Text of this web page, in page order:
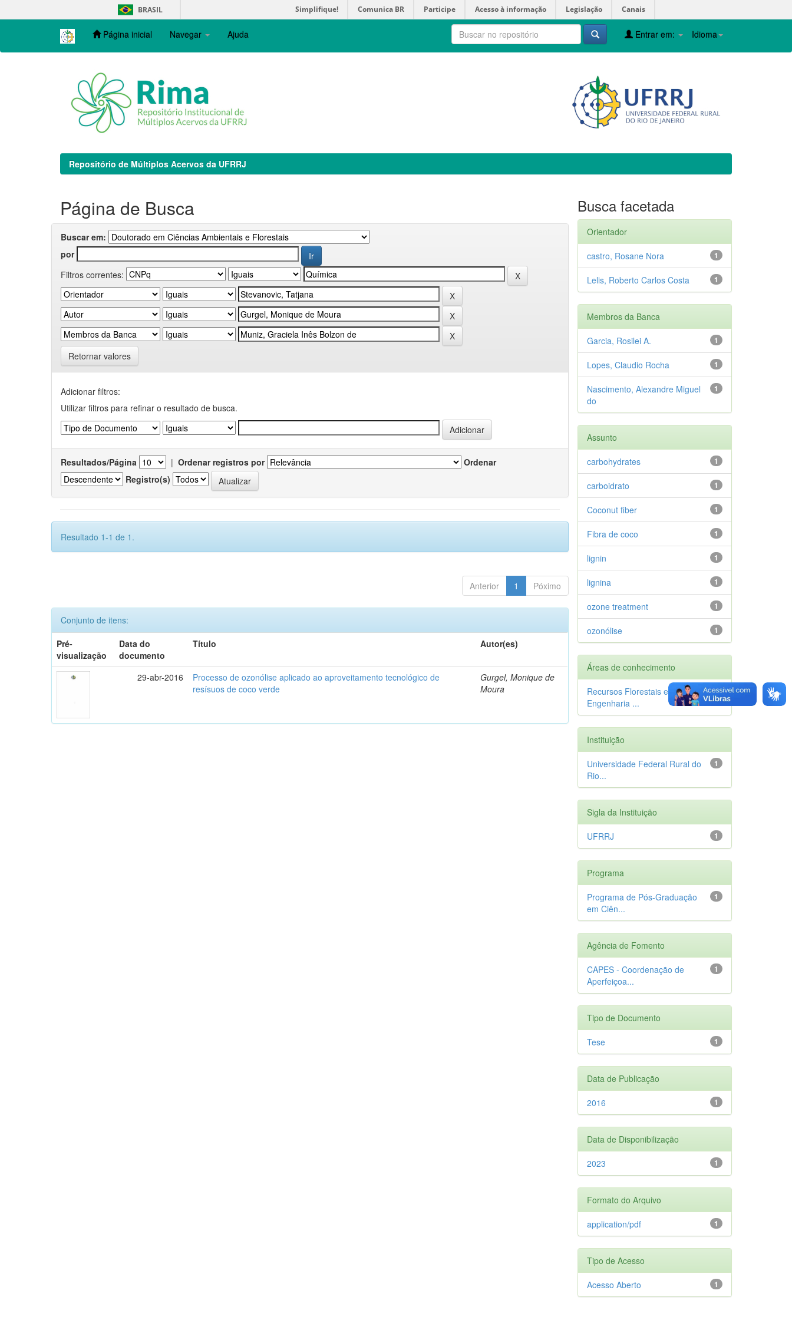
navigation
BRASIL Simplifique! Comunica BR Participe Acesso à informação Legislação Canais
Página inicial Navegar Ajuda Idioma
Entrar em:
Repositório de Múltiplos Acervos da UFRRJ
Página de Busca
Buscar em:
por
Filtros correntes:
Retornar valores
Adicionar filtros:
Utilizar filtros para refinar o resultado de busca.
Resultados/Página | Ordenar registros por
Ordenar
Registro(s)
Resultado 1-1 de 1.
Anterior 1 Póximo
Conjunto de itens:
Pré-
visualização
Data do
documento
Título Autor(es)
29-abr-2016
Processo de ozonólise aplicado ao aproveitamento tecnológico de
resísuos de coco verde
Gurgel, Monique de
Moura
Busca facetada
Orientador
1
castro, Rosane Nora
1
Lelis, Roberto Carlos Costa
Membros da Banca
1
Garcia, Rosilei A.
1
Lopes, Claudio Rocha
1
Nascimento, Alexandre Miguel
do
Assunto
1
carbohydrates
1
carboidrato
1
Coconut fiber
1
Fibra de coco
1
lignin
1
lignina
1
ozone treatment
1
ozonólise
Áreas de conhecimento
1
Recursos Florestais e
Engenharia ...
Instituição
1
Universidade Federal Rural do
Rio...
Sigla da Instituição
1
UFRRJ
Programa
1
Programa de Pós-Graduação
em Ciên...
Agência de Fomento
1
CAPES - Coordenação de
Aperfeiçoa...
Tipo de Documento
1
Tese
Data de Publicação
1
2016
Data de Disponibilização
1
2023
Formato do Arquivo
1
application/pdf
Tipo de Acesso
1
Acesso Aberto